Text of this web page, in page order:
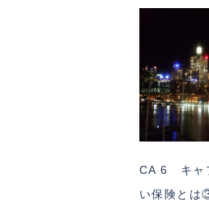
CA 6 キャ
い保険と